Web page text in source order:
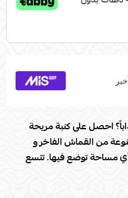
احصل على كنبة مريحة
من القماش الفاخر و
أي مساحة توضع فيها. تتسع
الخيار المثالي للمنازل
الكنبة بتصميمها العصري